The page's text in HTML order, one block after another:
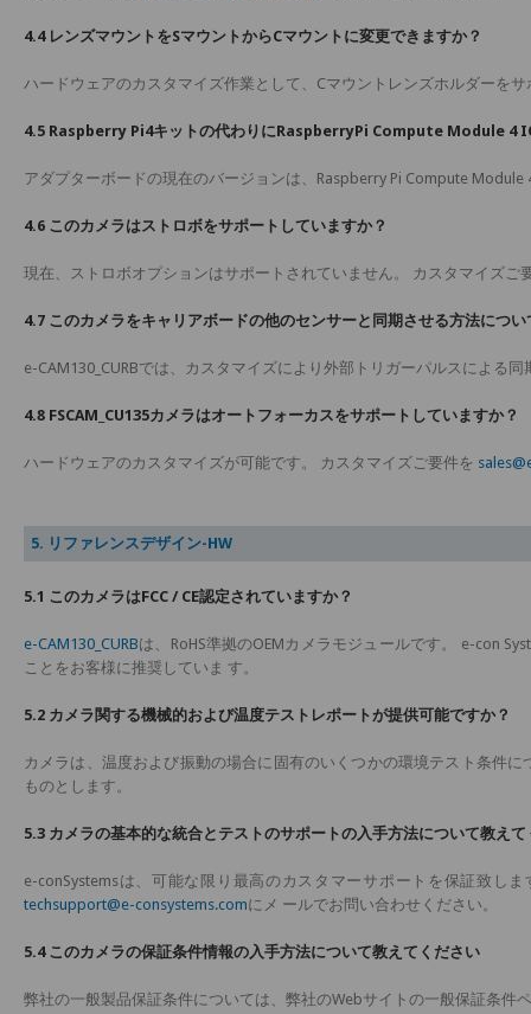
4.4 レンズマウントをSマウントからCマウントに変更できますか？
ハードウェアのカスタマイズ作業として、Cマウントレンズホルダーを
4.5 Raspberry Pi4キットの代わりにRaspberryPi Compute Module 4
アダプターボードの現在のバージョンは、Raspberry Pi Compute
4.6 このカメラはストロボをサポートしていますか？
現在、ストロボオプションはサポートされていません。 カスタマイズご
4.7 このカメラをキャリアボードの他のセンサーと同期させる方法につ
e-CAM130_CURBでは、カスタマイズにより外部トリガーパルスによる
4.8 FSCAM_CU135カメラはオートフォーカスをサポートしていますか？
ハードウェアのカスタマイズが可能です。 カスタマイズご要件を
5. リファレンスデザイン-HW
5.1 このカメラはFCC / CE認定されていますか？
e-CAM130_CURBは、RoHS準拠のOEMカメラモジュールです。 e-con
ことをお客様に推奨していま す。
5.2 カメラ関する機械的および温度テストレポートが提供可能ですか？
カメラは、温度および振動の場合に固有のいくつかの環境テスト条件
ものとします。
5.3 カメラの基本的な統合とテストのサポートの入手方法について教えて
e-conSystemsは、可能な限り最高のカスタマーサポートを保証致し
techsupport@e-consystems.comにメ ールでお問い合わせください。
5.4 このカメラの保証条件情報の入手方法について教えてください
弊社の一般製品保証条件については、弊社のWebサイトの一般保証条件